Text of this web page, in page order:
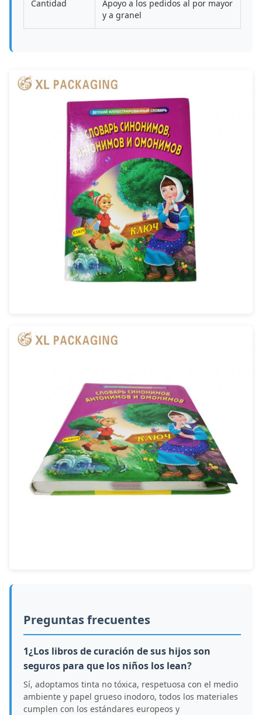
Cantidad
Apoyo a los pedidos al por mayor
y a granel
Preguntas frecuentes
1¿Los libros de curación de sus hijos son
seguros para que los niños los lean?
Sí, adoptamos tinta no tóxica, respetuosa con el medio
ambiente y papel grueso inodoro, todos los materiales
cumplen con los estándares europeos y